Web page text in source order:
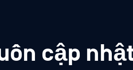
cập